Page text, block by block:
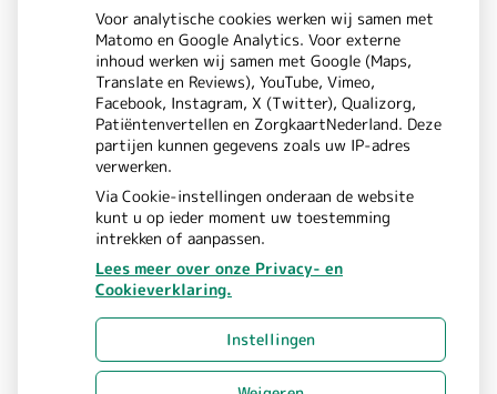
Bezoek
onze
Instagram
pagina
Uw Zorg Online
Privacy verklaring|Cookie-
Voor analytische cookies werken wij samen met
Matomo en Google Analytics. Voor externe
inhoud werken wij samen met Google (Maps,
Translate en Reviews), YouTube, Vimeo,
Facebook, Instagram, X (Twitter), Qualizorg,
Patiëntenvertellen en ZorgkaartNederland. Deze
partijen kunnen gegevens zoals uw IP-adres
verwerken.
Via Cookie-instellingen onderaan de website
kunt u op ieder moment uw toestemming
intrekken of aanpassen.
Lees meer over onze Privacy- en
Cookieverklaring.
Instellingen